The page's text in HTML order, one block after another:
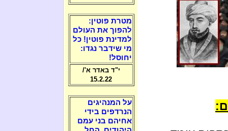
מטרת פוטין:
להפוך את העולם
למדינת פוטין! כל
מי שידבר נגדו:
יחוסל!
י"ד באדר א'/
15.2.22
על המנהיגים
הנרדפים בידי
אחיהם בני עמם